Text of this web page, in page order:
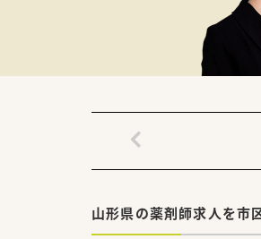
・・＜ 薬
ドライブ
店舗内
耳鼻科を
山形県の薬剤師求人を市